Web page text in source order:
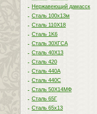
Нержавеющий дамасск
Сталь 100х13м
Сталь 110Х18
Сталь 1K6
Сталь 30ХГСА
Сталь 40Х13
Сталь 420
Сталь 440A
Сталь 440С
Сталь 50Х14МФ
Сталь 65Г
Сталь 65х13